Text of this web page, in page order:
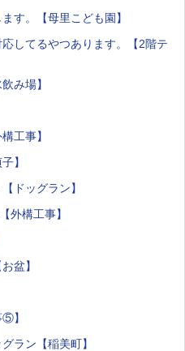
す。【母里こども園】
してるやつあります。【2階テ
み場】
工事】
】
ドッグラン】
外構工事】
盆】
】
ラン【稲美町】